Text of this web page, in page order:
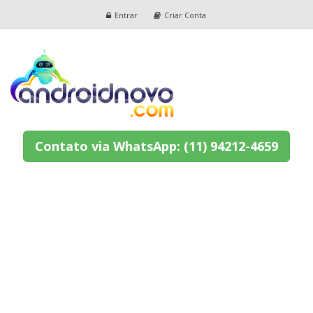
Entrar Criar Conta
Contato via WhatsApp: (11) 94212-4659